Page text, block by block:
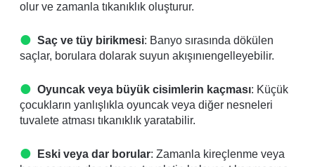
olur ve zamanla tıkanıklık oluşturur.
Saç ve tüy birikmesi: Banyo sırasında dökülen
saçlar, borulara dolarak suyun akışınıengelleyebilir.
Oyuncak veya büyük cisimlerin kaçması: Küçük
çocukların yanlışlıkla oyuncak veya diğer nesneleri
tuvalete atması tıkanıklık yaratabilir.
Eski veya dar borular: Zamanla kireçlenme veya